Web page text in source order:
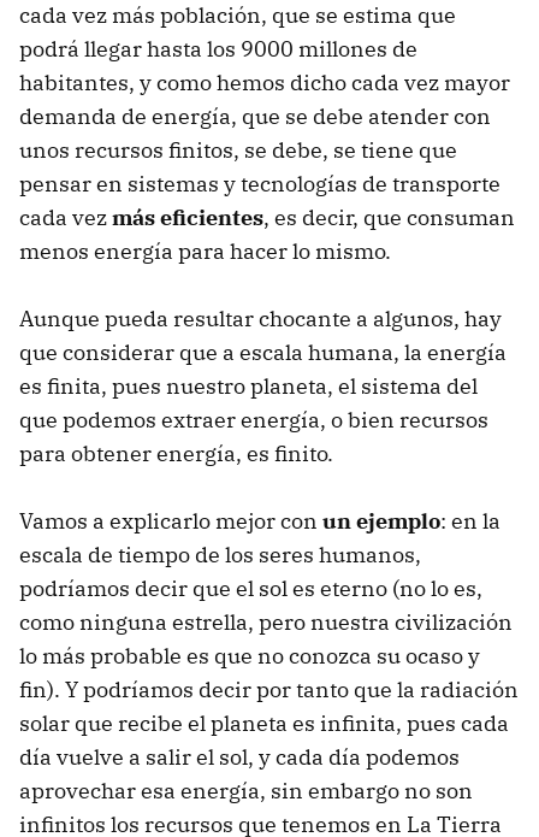
cada vez más población, que se estima que
podrá llegar hasta los 9000 millones de
habitantes, y como hemos dicho cada vez mayor
demanda de energía, que se debe atender con
unos recursos finitos, se debe, se tiene que
pensar en sistemas y tecnologías de transporte
cada vezmás eficientes, es decir, que consuman
menos energía para hacer lo mismo.
Aunque pueda resultar chocante a algunos, hay
que considerar que a escala humana, la energía
es finita, pues nuestro planeta, el sistema del
que podemos extraer energía, o bien recursos
para obtener energía, es finito.
Vamos a explicarlo mejor con un ejemplo: en la
escala de tiempo de los seres humanos,
podríamos decir que el sol es eterno (no lo es,
como ninguna estrella, pero nuestra civilización
lo más probable es que no conozca su ocaso y
fin). Y podríamos decir por tanto que la radiación
solar que recibe el planeta es infinita, pues cada
día vuelve a salir el sol, y cada día podemos
aprovechar esa energía, sin embargo no son
infinitos los recursos que tenemos en La Tierra